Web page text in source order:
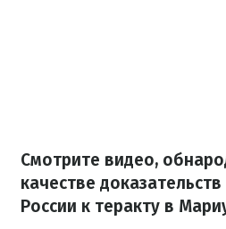
Смотрите видео,
качестве
России к теракту в